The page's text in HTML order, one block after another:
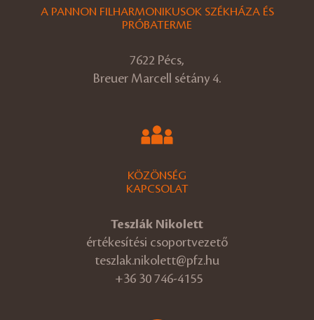
A PANNON FILHARMONIKUSOK SZÉKHÁZA ÉS
PRÓBATERME
7622 Pécs,
Breuer Marcell sétány 4.
KÖZÖNSÉG
KAPCSOLAT
Teszlák Nikolett
értékesítési csoportvezető
teszlak.nikolett@pfz.hu
+36 30 746-4155